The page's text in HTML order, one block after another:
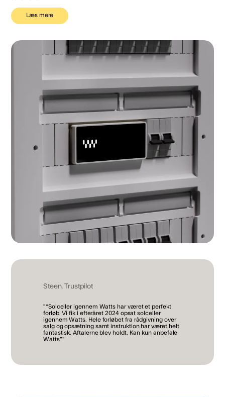
Læs mere
Steen, Trustpilot
"“Solceller igennem Watts har været et perfekt
forløb. Vi fik i efteråret 2024 opsat solceller
igennem Watts. Hele forløbet fra rådgivning over
salg og opsætning samt instruktion har været helt
fantastisk. Aftalerne blev holdt. Kan kun anbefale
Watts”"